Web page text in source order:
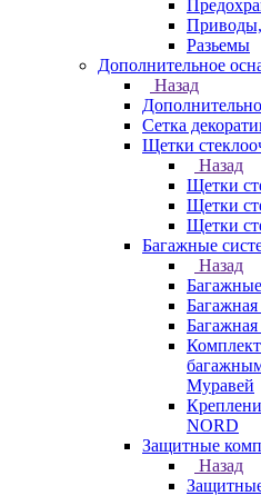
Разьемы
Дополнительное
Назад
Сетка
Щетки
Назад
Щетки
Щетки
Щетки
Багажные
Назад
Муравей
NORD
Защитные
Назад